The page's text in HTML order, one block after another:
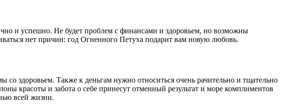
и успешно. Не будет проблем с финансами и здоровьем, но возможны
нет причин: год Огненного Петуха подарит вам новую любовь.
здоровьем. Также к деньгам нужно относиться очень рачительно и тщательно
красоты и забота о себе принесут отменный результат и море комплиментов
всей жизни.